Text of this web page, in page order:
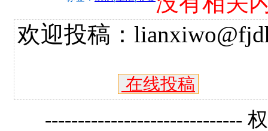
欢迎投稿：
在线投稿
------------------------------